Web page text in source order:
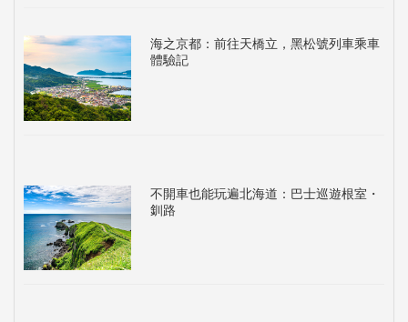
海之京都：前往天橋立，黑松號列車乘車
體驗記
不開車也能玩遍北海道：巴士巡遊根室・
釧路